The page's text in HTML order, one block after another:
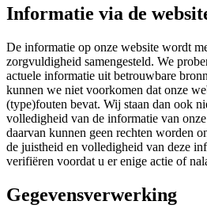
Informatie via de
De informatie op onze website wordt
zorgvuldigheid samengesteld. We
actuele informatie uit betrouwbare
kunnen we niet voorkomen dat onze
(type)fouten bevat. Wij staan dan ook
volledigheid van de informatie van
daarvan kunnen geen rechten worden
de juistheid en volledigheid van deze
verifiëren voordat u er enige actie of
Gegevensverwerking